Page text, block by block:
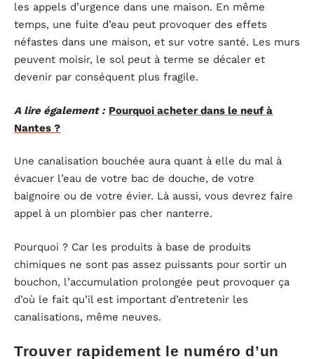
les appels d’urgence dans une maison. En même
temps, une fuite d’eau peut provoquer des effets
néfastes dans une maison, et sur votre santé. Les murs
peuvent moisir, le sol peut à terme se décaler et
devenir par conséquent plus fragile.
A lire également : Pourquoi acheter dans le neuf à
Nantes ?
Une canalisation bouchée aura quant à elle du mal à
évacuer l’eau de votre bac de douche, de votre
baignoire ou de votre évier. Là aussi, vous devrez faire
appel à un plombier pas cher nanterre.
Pourquoi ? Car les produits à base de produits
chimiques ne sont pas assez puissants pour sortir un
bouchon, l’accumulation prolongée peut provoquer ça
d’où le fait qu’il est important d’entretenir les
canalisations, même neuves.
Trouver rapidement le numéro d’un